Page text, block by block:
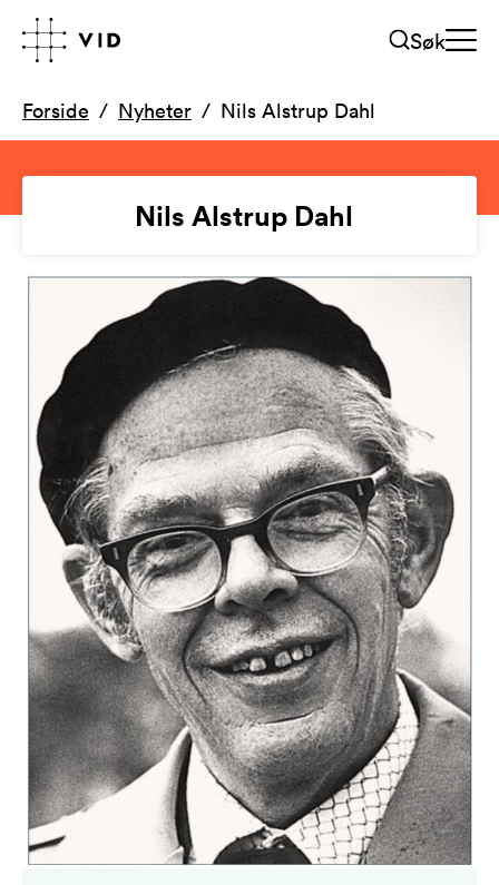
Søk
Forside Nyheter Nils Alstrup Dahl
Nils Alstrup Dahl